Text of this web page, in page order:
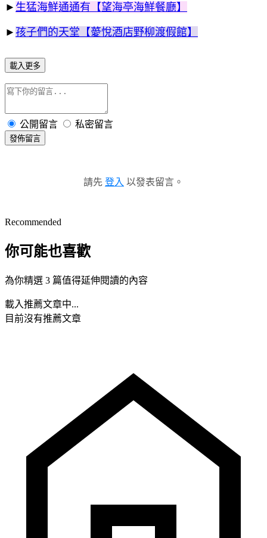
► 生猛海鮮通通有【望海亭海鮮餐廳】
► 孩子們的天堂【薆悅酒店野柳渡假館】
載入更多
公開留言 私密留言
發佈留言
請先 登入 以發表留言。
Recommended
你可能也喜歡
為你精選 3 篇值得延伸閱讀的內容
載入推薦文章中...
目前沒有推薦文章